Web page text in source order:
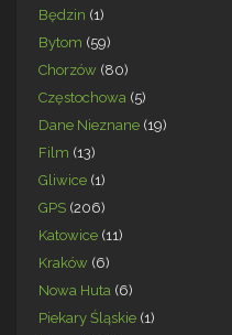
Będzin (1)
Bytom (59)
Chorzów (80)
Częstochowa (5)
Dane Nieznane (19)
Film (13)
Gliwice (1)
GPS (206)
Katowice (11)
Kraków (6)
Nowa Huta (6)
Piekary Śląskie (1)